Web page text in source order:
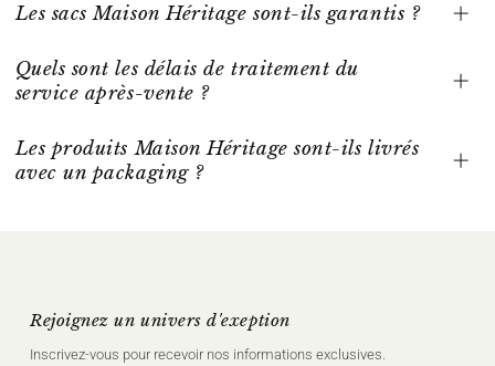
Les sacs Maison Héritage sont-ils garantis ?
Quels sont les délais de traitement du
service après-vente ?
Les produits Maison Héritage sont-ils livrés
avec un packaging ?
Rejoignez un univers d'exeption
Inscrivez‑vous pour recevoir nos informations exclusives.